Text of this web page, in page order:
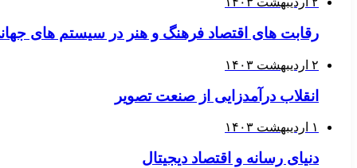
رقابت های اقتصاد فرهنگ و هنر در سیستم های
۲ اردیبهشت ۱۴۰۳
انقلاب درآمدزایی از صنعت تصویر
۱ اردیبهشت ۱۴۰۳
دنیای رسانه و اقتصاد دیجیتال